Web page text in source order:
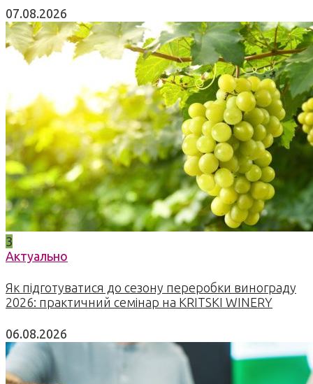
07.08.2026
3
Актуально
Як підготуватися до сезону переробки винограду
2026: практичний семінар на KRITSKI WINERY
06.08.2026